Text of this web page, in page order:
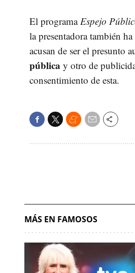
El programa Espejo
la presentadora también
acusan de ser el presunto
pública y otro de
consentimiento de esta.
MÁS EN FAMOSOS